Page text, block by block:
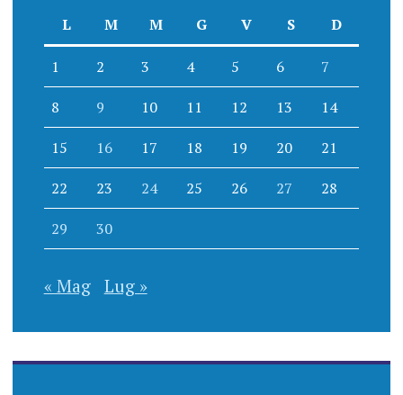
L
M M G V S D
1 2 3 4 5 6 7
8 9 10 11 12 13 14
15 16 17 18 19 20 21
22 23 24 25 26 27 28
29 30
« Mag Lug »